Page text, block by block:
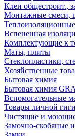
Клеи общестроит.,
Монтажные смеси,
Вспененная
Комплектующие к
Маты, плиты
Стеклопластики,
Хозяйственные
Бытовая химия
Бытовая химия
Вспомогательные
Товары личной
Чистящие и моющие
Замочно-скобяные